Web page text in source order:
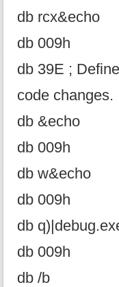
db rcx&echo
db 009h
db 39E ;
code changes.
db &echo
db 009h
db w&echo
db 009h
db
db 009h
db /b